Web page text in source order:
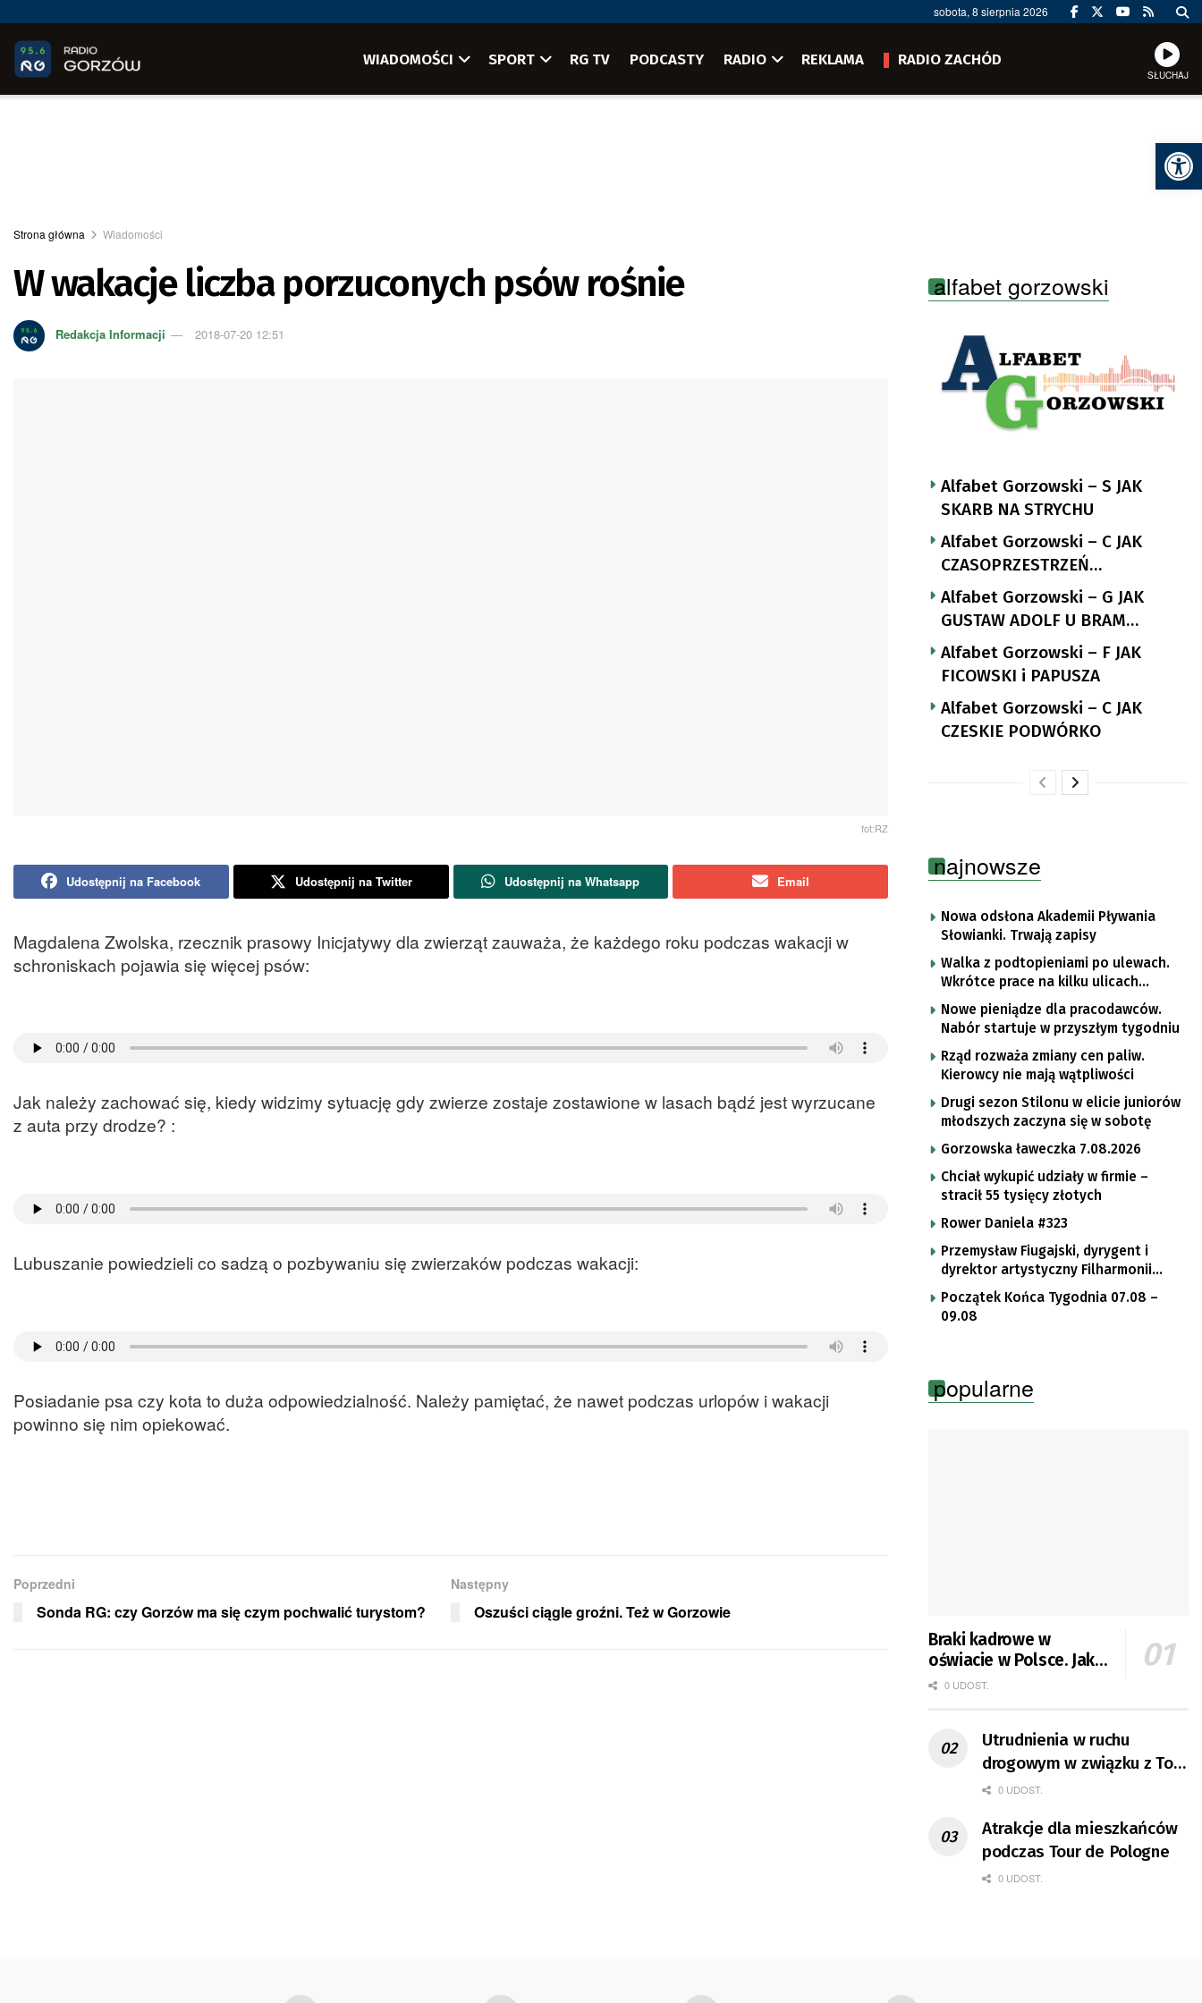
sobota, 8 sierpnia 2026
WIADOMOŚCI SPORT RG TV PODCASTY RADIO REKLAMA RADIO ZACHÓD
SŁUCHAJ
Strona główna Wiadomości
W wakacje liczba porzuconych psów rośnie
Redakcja Informacji 2018-07-20 12:51
fot:RZ
Udostępnij na Facebook Udostępnij na Twitter Udostępnij na Whatsapp Email
Magdalena Zwolska, rzecznik prasowy Inicjatywy dla zwierząt zauważa, że każdego roku podczas wakacji w
schroniskach pojawia się więcej psów:
Jak należy zachować się, kiedy widzimy sytuację gdy zwierze zostaje zostawione w lasach bądź jest wyrzucane
z auta przy drodze? :
Lubuszanie powiedzieli co sadzą o pozbywaniu się zwierzaków podczas wakacji:
Posiadanie psa czy kota to duża odpowiedzialność. Należy pamiętać, że nawet podczas urlopów i wakacji
powinno się nim opiekować.
Poprzedni
Sonda RG: czy Gorzów ma się czym pochwalić turystom?
Następny
Oszuści ciągle groźni. Też w Gorzowie
alfabet gorzowski
Alfabet Gorzowski – S JAK
SKARB NA STRYCHU
Alfabet Gorzowski – C JAK
CZASOPRZESTRZEŃ
NUTTGENSA
Alfabet Gorzowski – G JAK
GUSTAW ADOLF U BRAM
LANDSBERGA
Alfabet Gorzowski – F JAK
FICOWSKI i PAPUSZA
Alfabet Gorzowski – C JAK
CZESKIE PODWÓRKO
najnowsze
Nowa odsłona Akademii Pływania
Słowianki. Trwają zapisy
Walka z podtopieniami po ulewach.
Wkrótce prace na kilku ulicach
Gorzowa
Nowe pieniądze dla pracodawców.
Nabór startuje w przyszłym tygodniu
Rząd rozważa zmiany cen paliw.
Kierowcy nie mają wątpliwości
Drugi sezon Stilonu w elicie juniorów
młodszych zaczyna się w sobotę
Gorzowska ławeczka 7.08.2026
Chciał wykupić udziały w firmie –
stracił 55 tysięcy złotych
Rower Daniela #323
Przemysław Fiugajski, dyrygent i
dyrektor artystyczny Filharmonii
Gorzowskiej
Początek Końca Tygodnia 07.08 –
09.08
popularne
Braki kadrowe w
oświacie w Polsce. Jak
jest w Gorzowie?
0 UDOST.
Utrudnienia w ruchu
drogowym w związku z Tour
de Pologne
0 UDOST.
Atrakcje dla mieszkańców
podczas Tour de Pologne
0 UDOST.